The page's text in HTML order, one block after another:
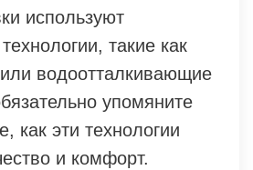
используют
такие как
водоотталкивающие
упомяните
как эти технологии
и комфорт.